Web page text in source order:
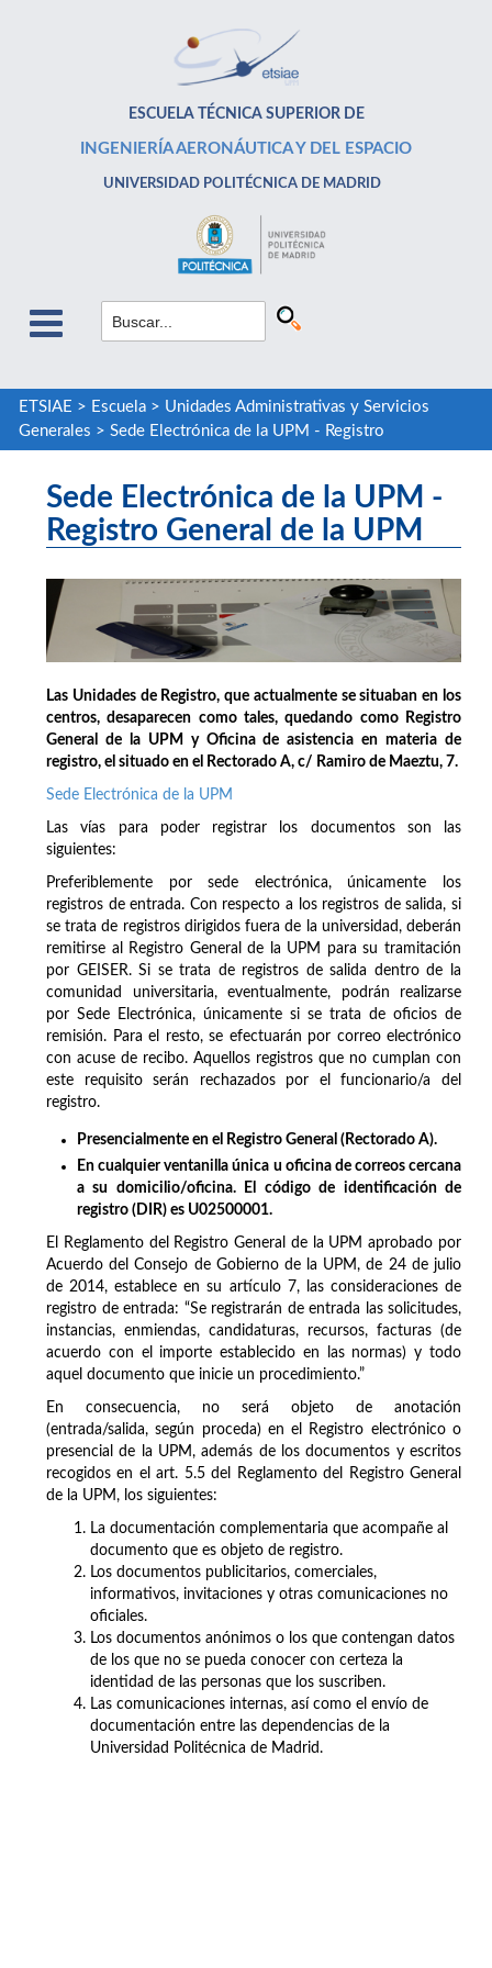
ESCUELA TÉCNICA SUPERIOR DE
INGENIERÍA AERONÁUTICA Y DEL ESPACIO
UNIVERSIDAD POLITÉCNICA DE MADRID
ETSIAE > Escuela> Unidades Administrativas y Servicios
Generales > Sede Electrónica de la UPM - Registro
Sede Electrónica de la UPM -
Registro General de la UPM
Las Unidades de Registro, que actualmente se situaban en los
centros, desaparecen como tales, quedando como Registro
General de la UPM y Oficina de asistencia en materia de
registro, el situado en el Rectorado A, c/ Ramiro de Maeztu, 7.
Sede Electrónica de la UPM
Las vías para poder registrar los documentos son las
siguientes:
Preferiblemente por sede electrónica, únicamente los
registros de entrada. Con respecto a los registros de salida, si
se trata de registros dirigidos fuera de la universidad, deberán
remitirse al Registro General de la UPM para su tramitación
por GEISER. Si se trata de registros de salida dentro de la
comunidad universitaria, eventualmente, podrán realizarse
por Sede Electrónica, únicamente si se trata de oficios de
remisión. Para el resto, se efectuarán por correo electrónico
con acuse de recibo. Aquellos registros que no cumplan con
este requisito serán rechazados por el funcionario/a del
registro.
Presencialmente en el Registro General (Rectorado A).
En cualquier ventanilla única u oficina de correos cercana
a su domicilio/oficina. El código de identificación de
registro (DIR) es U02500001.
El Reglamento del Registro General de la UPM aprobado por
Acuerdo del Consejo de Gobierno de la UPM, de 24 de julio
de 2014, establece en su artículo 7, las consideraciones de
registro de entrada: “Se registrarán de entrada las solicitudes,
instancias, enmiendas, candidaturas, recursos, facturas (de
acuerdo con el importe establecido en las normas) y todo
aquel documento que inicie un procedimiento.”
En consecuencia, no será objeto de anotación
(entrada/salida, según proceda) en el Registro electrónico o
presencial de la UPM, además de los documentos y escritos
recogidos en el art. 5.5 del Reglamento del Registro General
de la UPM, los siguientes:
La documentación complementaria que acompañe al
documento que es objeto de registro.
Los documentos publicitarios, comerciales,
informativos, invitaciones y otras comunicaciones no
oficiales.
Los documentos anónimos o los que contengan datos
de los que no se pueda conocer con certeza la
identidad de las personas que los suscriben.
Las comunicaciones internas, así como el envío de
documentación entre las dependencias de la
Universidad Politécnica de Madrid.